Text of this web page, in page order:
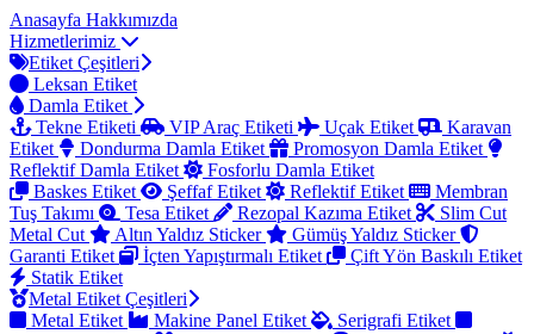
Anasayfa Hakkımızda
Hizmetlerimiz
Etiket Çeşitleri
Leksan Etiket
Damla Etiket
Tekne Etiketi
VIP Araç Etiketi Uçak Etiket
Karavan
Etiket
Dondurma Damla Etiket
Promosyon Damla Etiket
Reflektif Damla Etiket
Fosforlu Damla Etiket
Baskes Etiket
Şeffaf Etiket Reflektif Etiket
Membran
Tuş Takımı
Tesa Etiket Rezopal Kazıma Etiket
Slim Cut
Metal Cut
Altın Yaldız Sticker
Gümüş Yaldız Sticker
Garanti Etiket
İçten Yapıştırmalı Etiket
Çift Yön Baskılı Etiket
Statik Etiket
Metal Etiket Çeşitleri
Metal Etiket
Makine Panel Etiket
Serigrafi Etiket